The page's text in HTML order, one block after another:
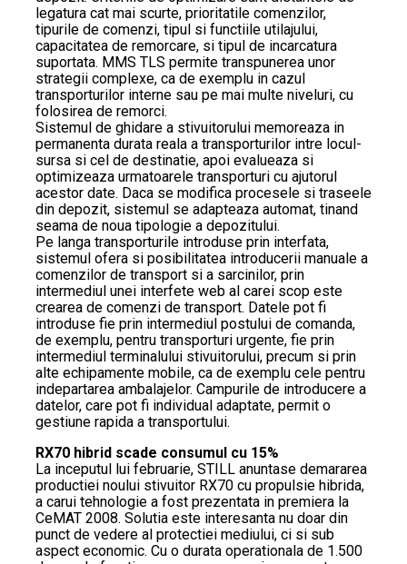
legatura cat mai scurte, prioritatile comenzilor,
tipurile de comenzi, tipul si functiile utilajului,
capacitatea de remorcare, si tipul de incarcatura
suportata. MMS TLS permite transpunerea unor
strategii complexe, ca de exemplu in cazul
transporturilor interne sau pe mai multe niveluri, cu
folosirea de remorci.
Sistemul de ghidare a stivuitorului memoreaza in
permanenta durata reala a transporturilor intre locul-
sursa si cel de destinatie, apoi evalueaza si
optimizeaza urmatoarele transporturi cu ajutorul
acestor date. Daca se modifica procesele si traseele
din depozit, sistemul se adapteaza automat, tinand
seama de noua tipologie a depozitului.
Pe langa transporturile introduse prin interfata,
sistemul ofera si posibilitatea introducerii manuale a
comenzilor de transport si a sarcinilor, prin
intermediul unei interfete web al carei scop este
crearea de comenzi de transport. Datele pot fi
introduse fie prin intermediul postului de comanda,
de exemplu, pentru transporturi urgente, fie prin
intermediul terminalului stivuitorului, precum si prin
alte echipamente mobile, ca de exemplu cele pentru
indepartarea ambalajelor. Campurile de introducere a
datelor, care pot fi individual adaptate, permit o
gestiune rapida a transportului.
RX70 hibrid scade consumul cu 15%
La inceputul lui februarie, STILL anuntase demararea
productiei noului stivuitor RX70 cu propulsie hibrida,
a carui tehnologie a fost prezentata in premiera la
CeMAT 2008. Solutia este interesanta nu doar din
punct de vedere al protectiei mediului, ci si sub
aspect economic. Cu o durata operationala de 1.500